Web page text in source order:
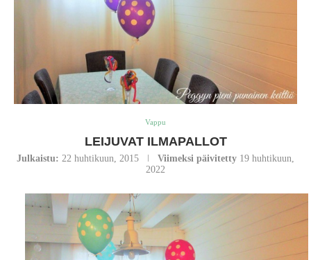
Vappu
LEIJUVAT ILMAPALLOT
Julkaistu: 22 huhtikuun, 2015 Viimeksi päivitetty 19 huhtikuun,
2022